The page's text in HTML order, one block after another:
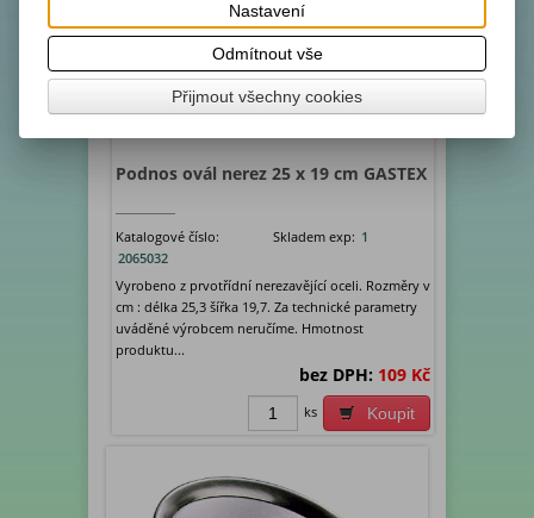
Podnos ovál nerez 25 x 19 cm GASTEX
Katalogové číslo:
2065032
Skladem exp: 1
Vyrobeno z prvotřídní nerezavějící oceli. Rozměry v
cm : délka 25,3 šířka 19,7. Za technické parametry
uváděné výrobcem neručíme. Hmotnost
produktu...
bez DPH: 109 Kč
Koupit
ks
Nastavení
Odmítnout vše
Přijmout všechny cookies